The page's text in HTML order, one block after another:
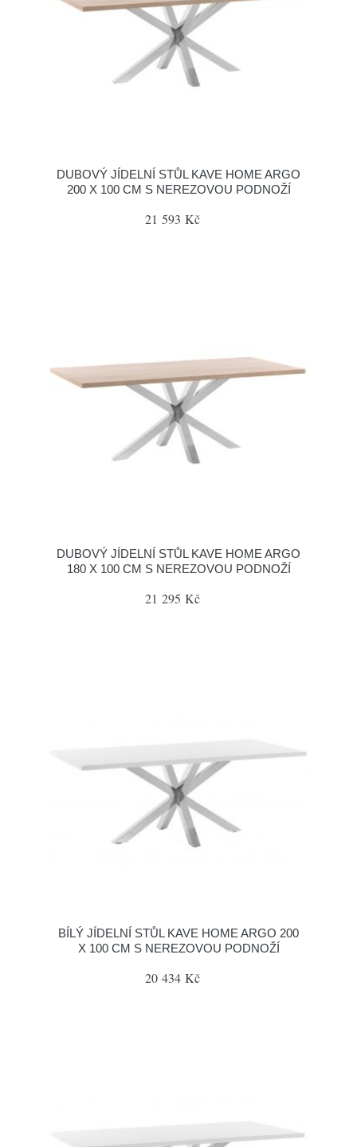
DUBOVÝ JÍDELNÍ STŮL KAVE HOME ARGO
200 X 100 CM S NEREZOVOU PODNOŽÍ
21 593 Kč
DUBOVÝ JÍDELNÍ STŮL KAVE HOME ARGO
180 X 100 CM S NEREZOVOU PODNOŽÍ
21 295 Kč
BÍLÝ JÍDELNÍ STŮL KAVE HOME ARGO 200
X 100 CM S NEREZOVOU PODNOŽÍ
20 434 Kč